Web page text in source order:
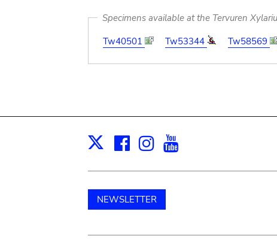
Specimens available at the Tervuren
Tw40501
Tw53344 Tw58569
X Facebook
Instagram
NEWSLETTER